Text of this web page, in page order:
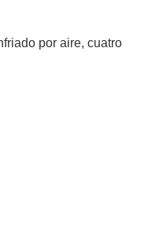
por aire, cuatro